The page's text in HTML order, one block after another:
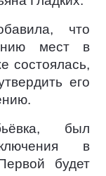
что
мест в
состоялась,
его
был
в
будет